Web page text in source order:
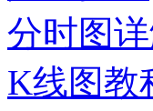
分时图
K线图教